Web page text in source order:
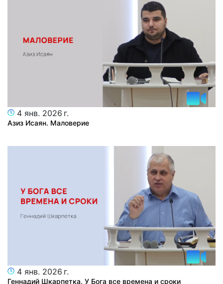
4 янв. 2026 г.
Азиз Исаян. Маловерие
4 янв. 2026 г.
Геннадий Шкарпетка. У Бога все времена и сроки